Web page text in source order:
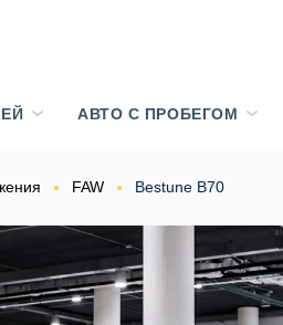
АВТО С ПРОБЕГОМ
FAW Bestune B70